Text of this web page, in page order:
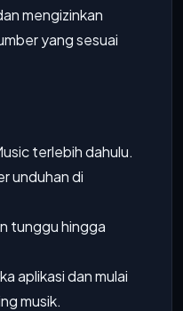
mengizinkan
yang sesuai
terlebih dahulu.
unduhan di
tunggu hingga
aplikasi dan mulai
musik.